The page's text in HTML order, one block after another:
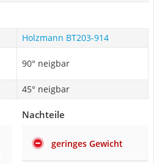
Holzmann BT203-914
90° neigbar
45° neigbar
Nachteile
geringes Gewicht